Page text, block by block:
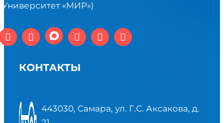
«МИР»)
КОНТАКТЫ
443030, Самара, ул. Г.С. Аксакова, д.